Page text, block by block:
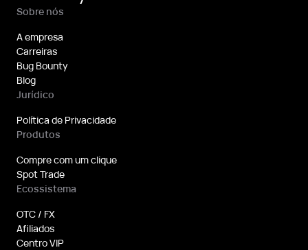
Sobre nós
A empresa
Carreiras
Bug Bounty
Blog
Jurídico
Política de Privacidade
Produtos
Compre com um clique
Spot Trade
Ecossistema
OTC / FX
Afiliados
Centro VIP